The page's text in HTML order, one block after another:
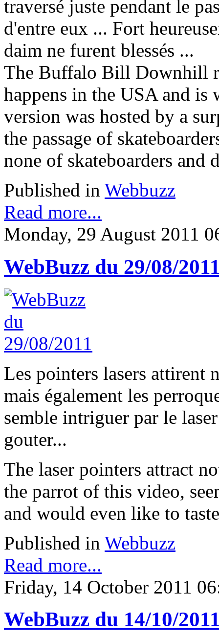
traversé juste pendant le
d'entre eux ... Fort
daim ne furent blessés ...
The Buffalo Bill Downhill
happens in the USA and
version was hosted by a
the passage of
none of skateboarders and
Published in Webbuzz
Read more...
Monday, 29 August 2011
WebBuzz du 29/08/
Les pointers lasers attirent
mais également les
semble intriguer par le
gouter...
The laser pointers attract
the parrot of this video,
and would even like to
Published in Webbuzz
Read more...
Friday, 14 October 2011
WebBuzz du 14/10/